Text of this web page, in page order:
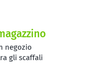
negozio
gli scaffali